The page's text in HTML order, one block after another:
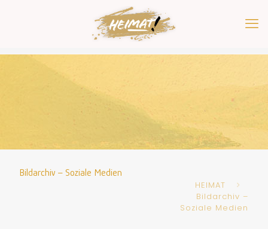
Bildarchiv – Soziale Medien
HEIMAT
Bildarchiv –
Soziale Medien